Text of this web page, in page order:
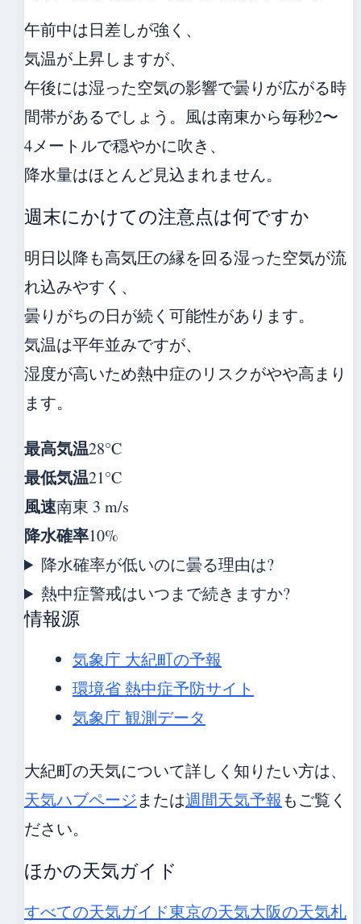
午前中は日差しが強く、
気温が上昇しますが、
午後には湿った空気の影響で曇りが広がる時
間帯があるでしょう。風は南東から毎秒2〜
4メートルで穏やかに吹き、
降水量はほとんど見込まれません。
週末にかけての注意点は何ですか
明日以降も高気圧の縁を回る湿った空気が流
れ込みやすく、
曇りがちの日が続く可能性があります。
気温は平年並みですが、
湿度が高いため熱中症のリスクがやや高まり
ます。
最高気温28°C
最低気温21°C
風速南東 3 m/s
降水確率10%
降水確率が低いのに曇る理由は?
熱中症警戒はいつまで続きますか?
情報源
気象庁 大紀町の予報
環境省 熱中症予防サイト
気象庁 観測データ
大紀町の天気について詳しく知りたい方は、
天気ハブページまたは週間天気予報もご覧く
ださい。
ほかの天気ガイド
すべての天気ガイド東京の天気大阪の天気札